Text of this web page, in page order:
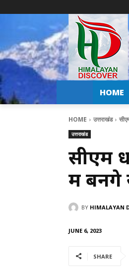
HOME
HOME उत्तराखंड
उत्तराखंड
सीएम
में बनेंगे
BY HIMALAYAN
JUNE 6, 2023
SHARE